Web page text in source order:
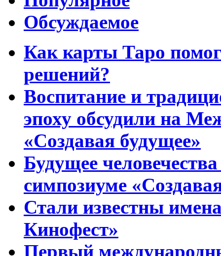
Обсуждаемое
Как карты Таро
решений?
Воспитание и
эпоху обсудили на
«Создавая будущее»
Будущее
симпозиуме
Стали известны
Кинофест»
Первый